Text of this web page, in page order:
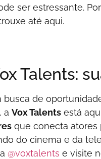
ser estressante.
até aqui.
Talents:
busca de
, a Vox Talents está
que conecta atores
do cinema e da
@voxtalents e visite